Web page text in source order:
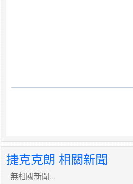
捷克克朗 相關新聞
無相關新聞...